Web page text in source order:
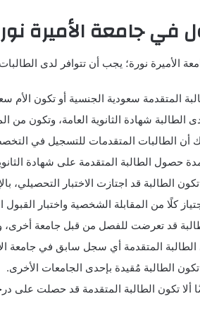
في جامعة الأميرة
الأميرة نورة؛ يجب أن تتوافر لدى
المتقدمة سعودية الجنسية أو تكون الأم
الطالبة شهادة الثانوية العامة، وتكون من
الطالبات المتقدمات للتسجيل في
حصول الطالبة المتقدمة على شهادة الثانوية
الطالبة قد اجتازت الاختبار التحصيلي،
كلًا من المقابلة الشخصية واختبار
قد تعرضت للفصل من قبل جامعة
الطالبة المتقدمة أي سجل سابق في جامعة
الطالبة مُقيدة بإحدى الجامعات الأخرى.
ألا تكون الطالبة المتقدمة قد حصلت على